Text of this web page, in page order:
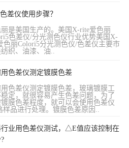
差仪使用步骤？
丽是美国生产的。美国X-rite爱色丽
色差仪/分光测色仪行业优势美国X-
色丽Colori5分光测色仪/色差仪主要市
织、油漆、油..
色差仪测定镀膜色差
色差仪测定镀膜色差，玻璃镀膜工
定，就很容易产生色差问题，为了
镀膜色差程度，就可以会使用色差仪
品进行处理。镀膜色差原因..
业用色差仪测试，△E值应该控制在